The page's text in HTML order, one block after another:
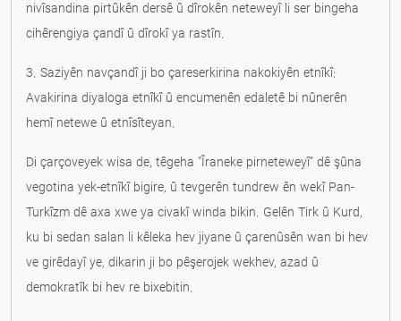
nivîsandina pirtûkên dersê û dîrokên neteweyî li ser bingeha
cihêrengiya çandî û dîrokî ya rastîn.
3. Saziyên navçandî ji bo çareserkirina nakokiyên etnîkî:
Avakirina diyaloga etnîkî û encumenên edaletê bi nûnerên
hemî netewe û etnîsîteyan.
Di çarçoveyek wisa de, têgeha "Îraneke pirneteweyî" dê şûna
vegotina yek-etnîkî bigire, û tevgerên tundrew ên wekî Pan-
Turkîzm dê axa xwe ya civakî winda bikin. Gelên Tirk û Kurd,
ku bi sedan salan li kêleka hev jiyane û çarenûsên wan bi hev
ve girêdayî ye, dikarin ji bo pêşerojek wekhev, azad û
demokratîk bi hev re bixebitin.